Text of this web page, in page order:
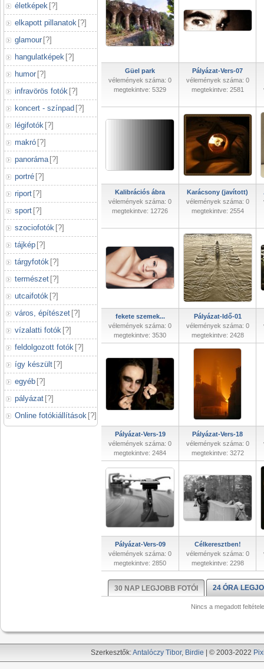
életképek [?]
elkapott pillanatok [?]
glamour [?]
hangulatképek [?]
humor [?]
infravörös fotók [?]
koncert - színpad [?]
légifotók [?]
makró [?]
panoráma [?]
portré [?]
riport [?]
sport [?]
szociofotók [?]
tájkép [?]
tárgyfotók [?]
természet [?]
utcaifotók [?]
város, építészet [?]
vízalatti fotók [?]
feldolgozott fotók [?]
így készült [?]
egyéb [?]
pályázat [?]
Online fotókiállítások [?]
Güel park
vélemények száma: 0
megtekintve: 5329
Pályázat-Vers-07
vélemények száma: 0
megtekintve: 2581
Kalibrációs ábra
vélemények száma: 0
megtekintve: 12726
Karácsony (javított)
vélemények száma: 0
megtekintve: 2554
fekete szemek...
vélemények száma: 0
megtekintve: 3530
Pályázat-Idő-01
vélemények száma: 0
megtekintve: 2428
Pályázat-Vers-19
vélemények száma: 0
megtekintve: 2484
Pályázat-Vers-18
vélemények száma: 0
megtekintve: 3272
Pályázat-Vers-09
vélemények száma: 0
megtekintve: 2850
Célkeresztben!
vélemények száma: 0
megtekintve: 2298
30 NAP LEGJOBB FOTÓI 24 ÓRA
Nincs a megadott
Szerkesztők:Antalóczy Tibor, Birdie | © 2003-2022